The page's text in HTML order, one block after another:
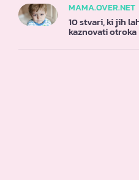
MAMA.OVER.NET
10 stvari, ki jih
kaznovati otroka